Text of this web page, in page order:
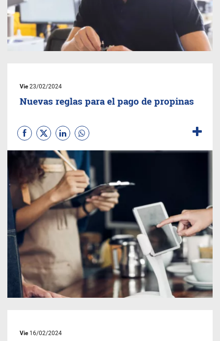
Vie23/02/2024
Nuevas reglas para el pago de propinas
Vie16/02/2024